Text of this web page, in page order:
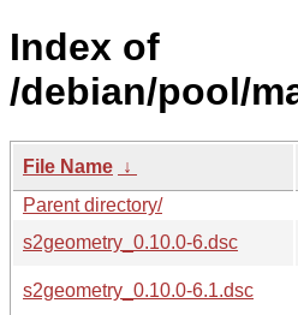
Index of
/debian/pool/
File Name ↓
Parent directory/
s2geometry_0.10.0-6.dsc
s2geometry_0.10.0-6.1.dsc